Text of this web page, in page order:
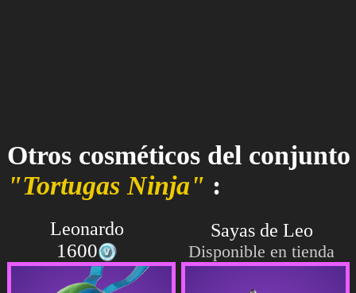
Otros cosméticos del conjunto
"Tortugas Ninja" :
Leonardo
1600
Sayas de Leo
Disponible en tienda